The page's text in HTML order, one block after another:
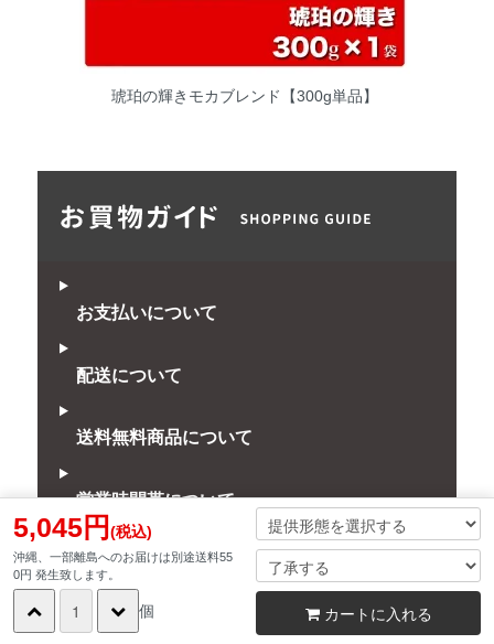
琥珀の輝きモカブレンド【300g単品】
5,045円 (税込)
沖縄、一部離島へのお届けは別途送料55
0円 発生致します。
個 カートに入れる
お支払いについて
配送について
送料無料商品について
営業時間帯について
プライバシーについて
クレジットカード情報の保持について